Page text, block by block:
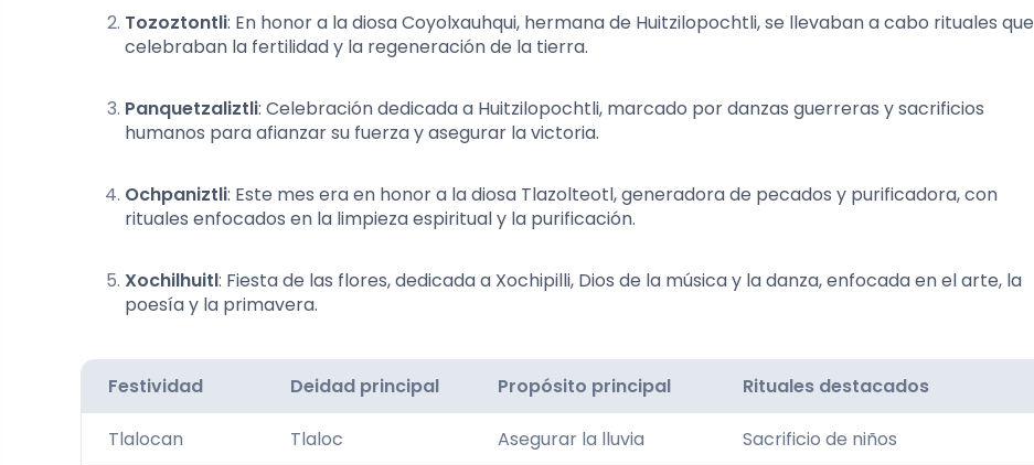
Tozoztontli: En honor a la diosa Coyolxauhqui, hermana de Huitzilopochtli, se llevaban a cabo rituales que
celebraban la fertilidad y la regeneración de la tierra.
Panquetzaliztli: Celebración dedicada a Huitzilopochtli, marcado por danzas guerreras y sacrificios
humanos para afianzar su fuerza y asegurar la victoria.
Ochpaniztli: Este mes era en honor a la diosa Tlazolteotl, generadora de pecados y purificadora, con
rituales enfocados en la limpieza espiritual y la purificación.
Xochilhuitl: Fiesta de las flores, dedicada a Xochipilli, Dios de la música y la danza, enfocada en el arte, la
poesía y la primavera.
Festividad Deidad principal Propósito principal Rituales destacados
Tlalocan Tlaloc Asegurar la lluvia Sacrificio de niños